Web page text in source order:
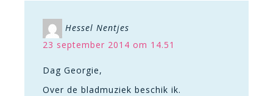
Hessel Nentjes
23 september 2014 om 14.51
Dag Georgie,
Over de bladmuziek beschik ik.